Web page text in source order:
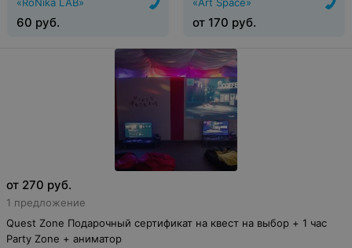
60 руб. от 170 руб.
от 270 руб.
1 предложение
Quest Zone Подарочный сертификат на квест на выбор + 1 час
Party Zone + аниматор